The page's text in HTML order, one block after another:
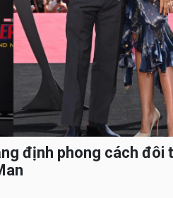
định phong cách đôi